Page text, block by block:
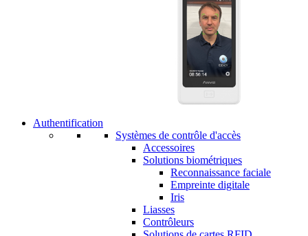
Authentification
Systèmes de contrôle d'accès
Accessoires
Solutions biométriques
Reconnaissance faciale
Empreinte digitale
Iris
Liasses
Contrôleurs